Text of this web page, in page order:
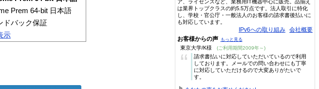
Prem 64-bit 日本語
ドバック保証
示
ア、ライセンスなど、業務用IT機器中心に販売。品揃え
は業界トップクラスの約5.5万点です。法人取引に特化
し、学校・官公庁・一般法人のお客様の請求書後払いに
も対応しています。
IPv6への取り組み 会社概要
お客様からの声 もっと見る
東京大学/K様 (ご利用期間2009年～)
“
請求書払いに対応していただいているので利用
しております。メールでの問い合わせにも丁寧
に対応していただけるので大変ありがたいで
す。